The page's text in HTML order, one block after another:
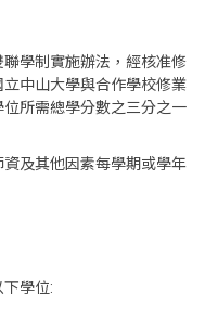
學制實施辦法，經核准修
中山大學與合作學校修業
所需總學分數之三分之一
及其他因素每學期或學年
學位: